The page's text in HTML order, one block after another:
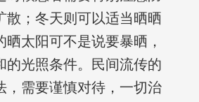
散；冬天则可以适当晒晒
晒太阳可不是说要暴晒，
的光照条件。民间流传的
，需要谨慎对待，一切治